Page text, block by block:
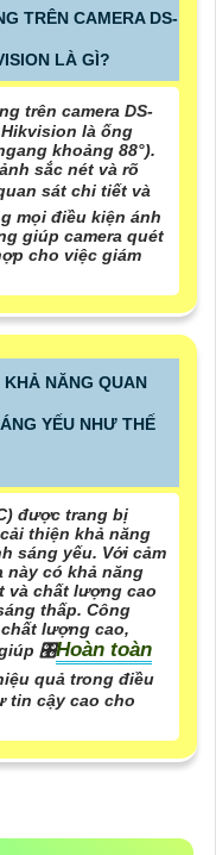
TRÊN CAMERA DS-
LÀ GÌ?
trên camera DS-
Hikvision là ống
khoảng 88°).
sắc nét và rõ
sát chi tiết và
mọi điều kiện ánh
giúp camera quét
cho việc giám
NĂNG QUAN
YẾU NHƯ THẾ
được trang bị
thiện khả năng
sáng yếu. Với cảm
này có khả năng
và chất lượng cao
thấp. Công
lượng cao,
giúp 🎛Hoàn toàn
quả trong điều
tin cậy cao cho